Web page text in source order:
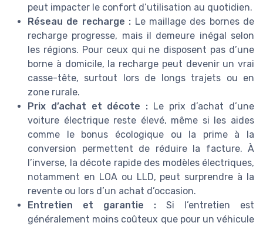
peut impacter le confort d’utilisation au quotidien.
Réseau de recharge : Le maillage des bornes de
recharge progresse, mais il demeure inégal selon
les régions. Pour ceux qui ne disposent pas d’une
borne à domicile, la recharge peut devenir un vrai
casse-tête, surtout lors de longs trajets ou en
zone rurale.
Prix d’achat et décote : Le prix d’achat d’une
voiture électrique reste élevé, même si les aides
comme le bonus écologique ou la prime à la
conversion permettent de réduire la facture. À
l’inverse, la décote rapide des modèles électriques,
notamment en LOA ou LLD, peut surprendre à la
revente ou lors d’un achat d’occasion.
Entretien et garantie : Si l’entretien est
généralement moins coûteux que pour un véhicule